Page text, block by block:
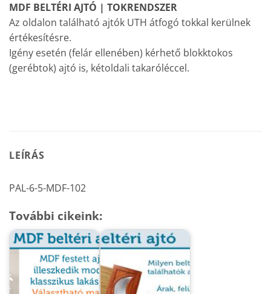
MDF BELTÉRI AJTÓ | TOKRENDSZER
Az oldalon található ajtók UTH átfogó tokkal kerülnek
értékesítésre.
Igény esetén (felár ellenében) kérhető blokktokos
(gerébtok) ajtó is, kétoldali takaróléccel.
LEÍRÁS
PAL-6-5-MDF-102
További cikeink: